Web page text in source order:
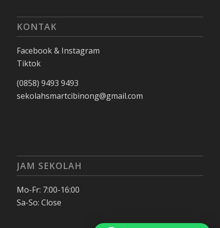
KONTAK
Facebook & Instagram
Tiktok
(0858) 9493 9493
sekolahsmartcibinong@gmail.com
JAM SEKOLAH
Mo-Fr: 7:00-16:00
Sa-So: Close